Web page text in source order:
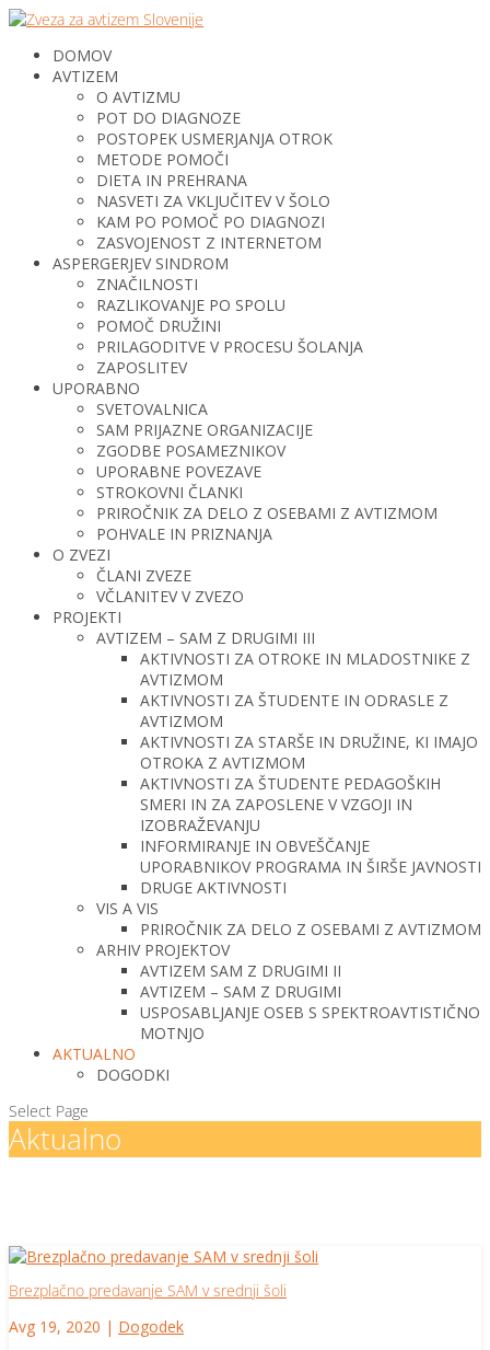
DOMOV
AVTIZEM
O AVTIZMU
POT DO DIAGNOZE
POSTOPEK USMERJANJA OTROK
METODE POMOČI
DIETA IN PREHRANA
NASVETI ZA VKLJUČITEV V ŠOLO
KAM PO POMOČ PO DIAGNOZI
ZASVOJENOST Z INTERNETOM
ASPERGERJEV SINDROM
ZNAČILNOSTI
RAZLIKOVANJE PO SPOLU
POMOČ DRUŽINI
PRILAGODITVE V PROCESU ŠOLANJA
ZAPOSLITEV
UPORABNO
SVETOVALNICA
SAM PRIJAZNE ORGANIZACIJE
ZGODBE POSAMEZNIKOV
UPORABNE POVEZAVE
STROKOVNI ČLANKI
PRIROČNIK ZA DELO Z OSEBAMI Z AVTIZMOM
POHVALE IN PRIZNANJA
O ZVEZI
ČLANI ZVEZE
VČLANITEV V ZVEZO
PROJEKTI
AVTIZEM – SAM Z DRUGIMI III
AKTIVNOSTI ZA OTROKE IN MLADOSTNIKE Z
AVTIZMOM
AKTIVNOSTI ZA ŠTUDENTE IN ODRASLE Z
AVTIZMOM
AKTIVNOSTI ZA STARŠE IN DRUŽINE, KI IMAJO
OTROKA Z AVTIZMOM
AKTIVNOSTI ZA ŠTUDENTE PEDAGOŠKIH
SMERI IN ZA ZAPOSLENE V VZGOJI IN
IZOBRAŽEVANJU
INFORMIRANJE IN OBVEŠČANJE
UPORABNIKOV PROGRAMA IN ŠIRŠE JAVNOSTI
DRUGE AKTIVNOSTI
VIS A VIS
PRIROČNIK ZA DELO Z OSEBAMI Z AVTIZMOM
ARHIV PROJEKTOV
AVTIZEM SAM Z DRUGIMI II
AVTIZEM – SAM Z DRUGIMI
USPOSABLJANJE OSEB S SPEKTROAVTISTIČNO
MOTNJO
AKTUALNO
DOGODKI
Select Page
Aktualno
Brezplačno predavanje SAM v srednji šoli
Avg 19, 2020 | Dogodek